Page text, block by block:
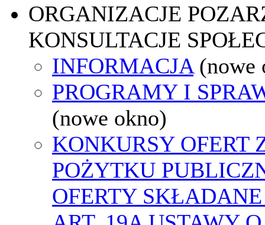
ORGANIZACJE
KONSULTACJE
INFORMACJA (nowe
PROGRAMY I
(nowe okno)
KONKURSY OFERT
POŻYTKU
OFERTY